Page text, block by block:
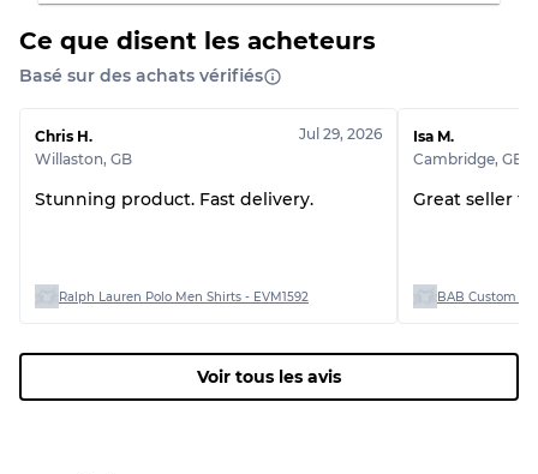
Ce que disent les acheteurs
Basé sur des achats vérifiés
Chris H.
Willaston, GB
Jul 29, 2026
Stunning product. Fast delivery.
Ralph Lauren Polo Men Shirts - EVM1592
Isa M.
Cambridge, GB
Great seller
BAB Custom
Voir tous les avis